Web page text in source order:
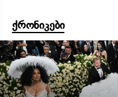
ქრონიკები